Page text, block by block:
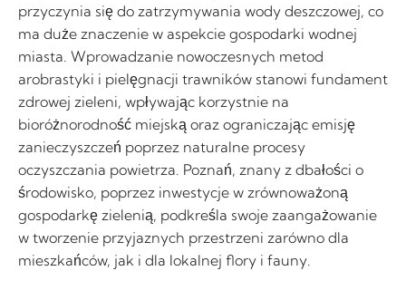
przyczynia się do zatrzymywania wody deszczowej, co
ma duże znaczenie w aspekcie gospodarki wodnej
miasta. Wprowadzanie nowoczesnych metod
arobrastyki i pielęgnacji trawników stanowi fundament
zdrowej zieleni, wpływając korzystnie na
bioróżnorodność miejską oraz ograniczając emisję
zanieczyszczeń poprzez naturalne procesy
oczyszczania powietrza. Poznań, znany z dbałości o
środowisko, poprzez inwestycje w zrównoważoną
gospodarkę zielenią, podkreśla swoje zaangażowanie
w tworzenie przyjaznych przestrzeni zarówno dla
mieszkańców, jak i dla lokalnej flory i fauny.